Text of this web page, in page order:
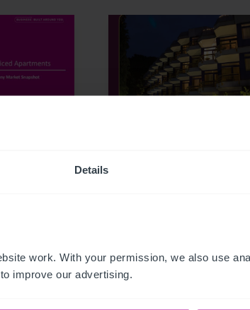
Details
work. With your permission, we also use
improve our advertising.
Schweiz